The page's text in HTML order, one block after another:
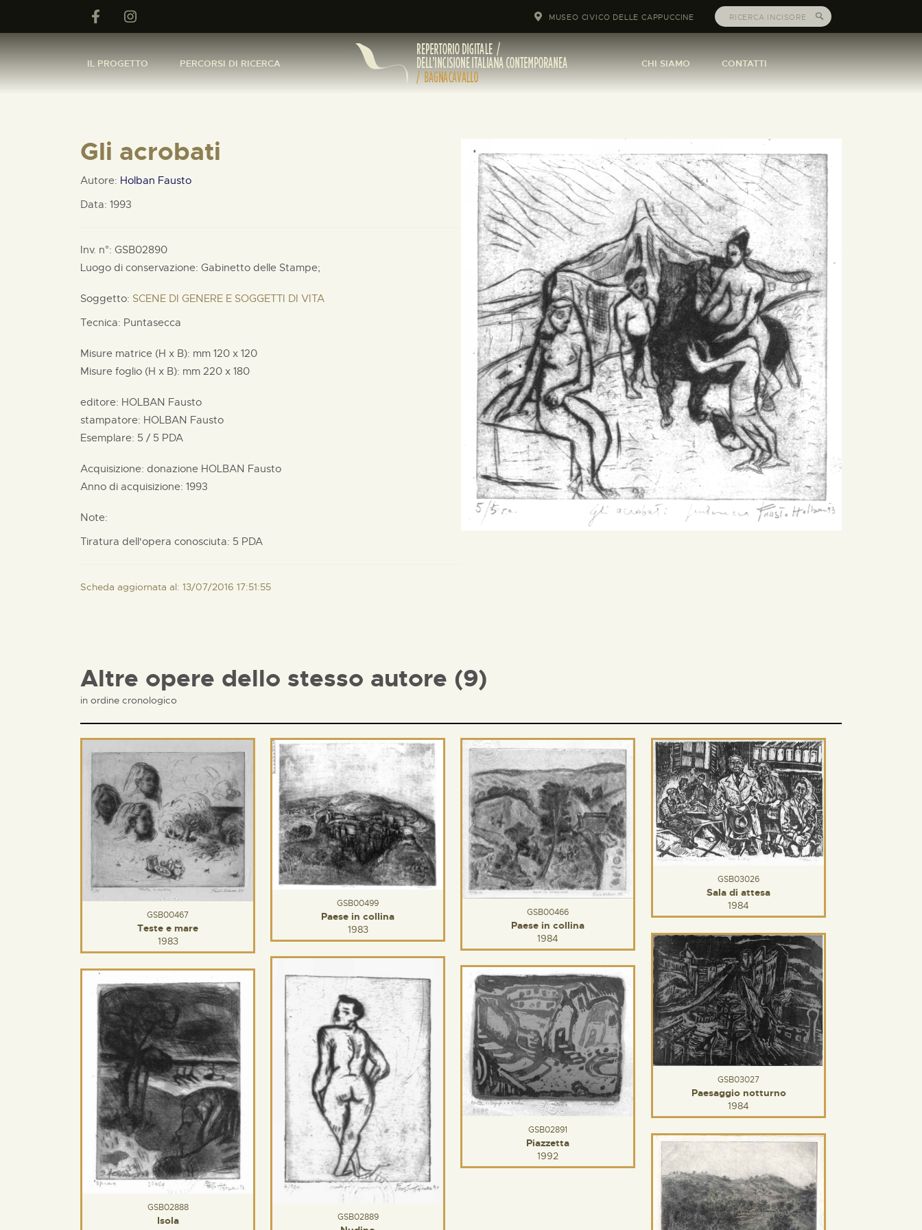
MUSEO CIVICO DELLE CAPPUCCINE
IL PROGETTO PERCORSI DI RICERCA CHI SIAMO CONTATTI
Gli acrobati
Autore: Holban Fausto
Data: 1993
Inv. n°: GSB02890
Luogo di conservazione: Gabinetto delle Stampe;
Soggetto: SCENE DI GENERE E SOGGETTI DI VITA
Tecnica: Puntasecca
Misure matrice (H x B): mm 120 x 120
Misure foglio (H x B): mm 220 x 180
editore: HOLBAN Fausto
stampatore: HOLBAN Fausto
Esemplare: 5 / 5 PDA
Acquisizione: donazione HOLBAN Fausto
Anno di acquisizione: 1993
Note:
Tiratura dell'opera conosciuta: 5 PDA
Scheda aggiornata al: 13/07/2016 17:51:55
Altre opere dello stesso autore (9)
in ordine cronologico
GSB00467
Teste e mare
1983
GSB00499
Paese in collina
1983
GSB00466
Paese in collina
1984
GSB03026
Sala di attesa
1984
GSB03027
Paesaggio notturno
1984
GSB02889
GSB02891
Piazzetta
1992
GSB02888
Isola